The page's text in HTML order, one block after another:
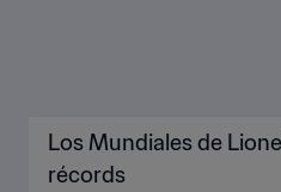
Los Mundiales de
récords